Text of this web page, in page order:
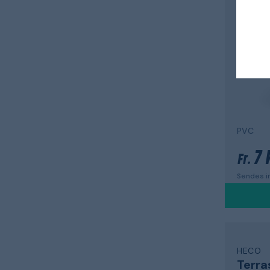
PVC
Fr. 7
Sendes
HECO